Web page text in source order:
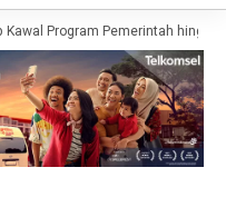
Program Pemerintah hingga